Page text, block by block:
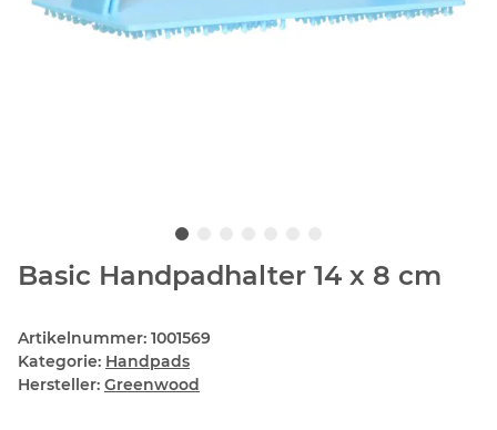
Basic Handpadhalter 14 x 8 cm
Artikelnummer: 1001569
Kategorie: Handpads
Hersteller: Greenwood